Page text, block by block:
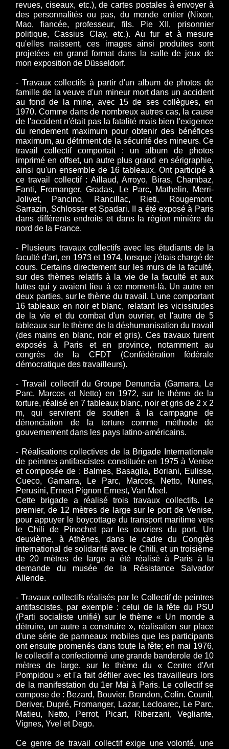
revues, ciseaux, etc.), de cartes postales à envoyer à
des personnalités ou pas, du monde entier (Nixon,
Mao, fiancée, professeur, fils. Pie XII, prisonnier
politique, Cassius Clay, etc.). Au fur et à mesure
qu'elles naissent, ces images ainsi produites sont
projetées en grand format dans la salle de jeux de
mon exposition de Düsseldorf.
- Travaux collectifs à partir d'un album de photos de
famille de la veuve d'un mineur mort dans un accident
au fond de la mine, avec 15 de ses collègues, en
1970. Comme dans de nombreux autres cas, la cause
de l'accident n'était pas la fatalité mais bien l'exigence
du rendement maximum pour obtenir des bénéfices
maximum, au détriment de la sécurité des mineurs. Ce
travail collectif comportait : un album de photos
imprimé en offset, un autre plus grand en sérigraphie,
ainsi qu'un ensemble de 16 tableaux. Ont participé à
ce travail collectif : Aillaud, Arroyo, Biras, Chambaz,
Fanti, Fromanger, Gradas, Le Parc, Mathelin, Merri-
Jolivet, Pancino, Rancillac, Rieti, Rougemont.
Sarrazin, Schlosser et Spadari. II a été exposé à Paris
dans différents endroits et dans la région minière du
nord de la France.
- Plusieurs travaux collectifs avec les étudiants de la
faculté d'art, en 1973 et 1974, lorsque j'étais chargé de
cours. Certains directement sur les murs de la faculté,
sur des thèmes relatifs à la vie de la faculté et aux
luttes qui y avaient lieu à ce moment-là. Un autre en
deux parties, sur le thème du travail. L'une comportant
16 tableaux en noir et blanc, relatant les vicissitudes
de la vie et du combat d'un ouvrier, et l'autre de 5
tableaux sur le thème de la déshumanisation du travail
(des mains en blanc, noir et gris). Ces travaux furent
exposés à Paris et en province, notamment au
congrès de la CFDT (Confédération fédérale
démocratique des travailleurs).
- Travail collectif du Groupe Denuncia (Gamarra, Le
Parc, Marcos et Netto) en 1972, sur le thème de la
torture, réalisé en 7 tableaux blanc, noir et gris de 2 x 2
m, qui servirent de soutien à la campagne de
dénonciation de la torture comme méthode de
gouvernement dans les pays latino-américains.
- Réalisations collectives de la Brigade Internationale
de peintres antifascistes constituée en 1975 à Venise
et composée de : Balmes, Basaglia, Boriani, Eulisse,
Cueco, Gamarra, Le Parc, Marcos, Netto, Nunes,
Perusini, Ernest Pignon Ernest, Van Meel.
Cette brigade a réalisé trois travaux collectifs. Le
premier, de 12 mètres de large sur le port de Venise,
pour appuyer le boycottage du transport maritime vers
le Chili de Pinochet par les ouvriers du port. Un
deuxième, à Athènes, dans le cadre du Congrès
international de solidarité avec le Chili, et un troisième
de 20 mètres de large a été réalisé à Paris à la
demande du musée de la Résistance Salvador
Allende.
- Travaux collectifs réalisés par le Collectif de peintres
antifascistes, par exemple : celui de la fête du PSU
(Parti socialiste unifié) sur le thème « Un monde a
détruire, un autre a construire », réalisation sur place
d'une série de panneaux mobiles que les participants
ont ensuite promenés dans toute la fête; en mai 1976,
le collectif a confectionné une grande banderole de 10
mètres de large, sur le thème du « Centre d'Art
Pompidou » et l'a fait défiler avec les travailleurs lors
de la manifestation du 1er Mai à Paris. Le collectif se
compose de : Bezard, Bouvier, Brandon, Colin. Counil,
Deriver, Dupré, Fromanger, Lazar, Lecloarec, Le Parc,
Matieu, Netto, Perrot, Picart, Riberzani, Vegliante,
Vignes, Yvel et Dego.
Ce genre de travail collectif exige une volonté, une